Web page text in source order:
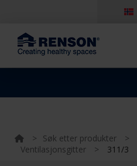
> Søk etter produkter >
Ventilasjonsgitter
> 311/3